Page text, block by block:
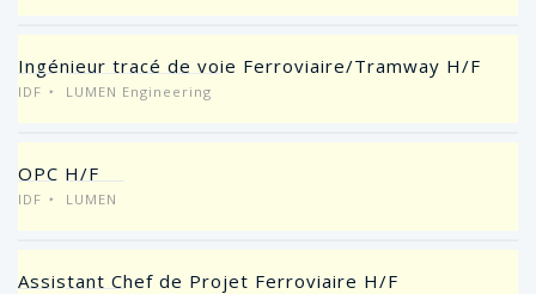
Ingénieur tracé de voie Ferroviaire/Tramway H/F
IDF LUMEN Engineering
OPC H/F
IDF LUMEN
Assistant Chef de Projet Ferroviaire H/F